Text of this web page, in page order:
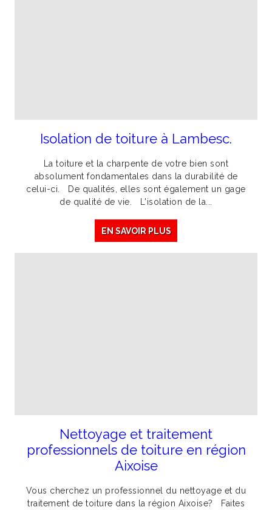
Isolation de toiture à Lambesc.
La toiture et la charpente de votre bien sont
absolument fondamentales dans la durabilité de
celui-ci. De qualités, elles sont également un gage
de qualité de vie. L'isolation de la...
EN SAVOIR PLUS
Nettoyage et traitement
professionnels de toiture en région
Aixoise
Vous cherchez un professionnel du nettoyage et du
traitement de toiture dans la région Aixoise? Faites